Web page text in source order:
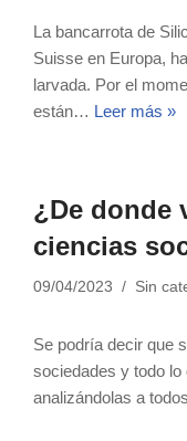
La bancarrota de
Suisse en Europa,
larvada. Por el
están… Leer más »
¿De donde
ciencias
09/04/2023 Sin
Se podría decir que
sociedades y todo lo
analizándolas a